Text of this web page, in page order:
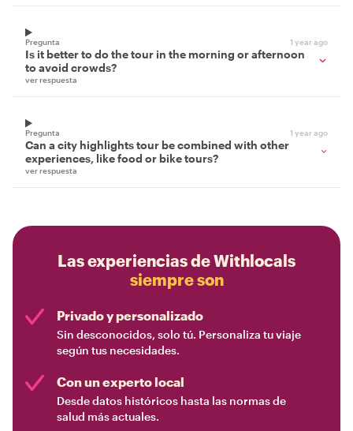
Pregunta 1 year ago
Is it better to do the tour in the morning or afternoon
to avoid crowds?
ver respuesta
Pregunta 1 year ago
Can a city highlights tour be combined with other
experiences, like food or bike tours?
ver respuesta
Las experiencias de Withlocals
siempre son
Privado y personalizado
Sin desconocidos, solo tú. Personaliza tu viaje
según tus necesidades.
Con un experto local
Desde datos históricos hasta las normas de
salud más actuales.